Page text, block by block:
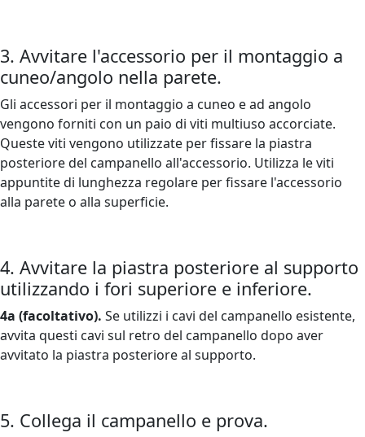
3. Avvitare l'accessorio per il montaggio a
cuneo/angolo nella parete.
Gli accessori per il montaggio a cuneo e ad angolo
vengono forniti con un paio di viti multiuso accorciate.
Queste viti vengono utilizzate per fissare la piastra
posteriore del campanello all'accessorio. Utilizza le viti
appuntite di lunghezza regolare per fissare l'accessorio
alla parete o alla superficie.
4. Avvitare la piastra posteriore al supporto
utilizzando i fori superiore e inferiore.
4a (facoltativo). Se utilizzi i cavi del campanello esistente,
avvita questi cavi sul retro del campanello dopo aver
avvitato la piastra posteriore al supporto.
5. Collega il campanello e prova.